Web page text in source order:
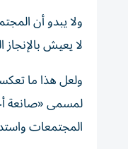
ولا يبدو أن
لا يعيش
ولعل هذا ما
لمسمى «صانعة
المجتمعات